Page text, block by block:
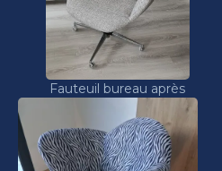
Fauteuil bureau après